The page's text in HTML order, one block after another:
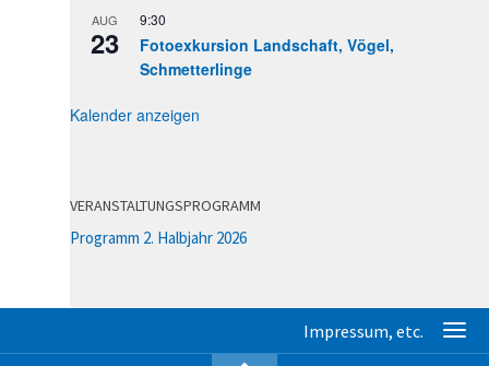
AUG
23
9:30
Fotoexkursion Landschaft, Vögel,
Schmetterlinge
Kalender anzeigen
VERANSTALTUNGSPROGRAMM
Programm 2. Halbjahr 2026